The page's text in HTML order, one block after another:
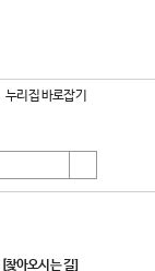
누리집 바로잡기
[찾아오시는 길]